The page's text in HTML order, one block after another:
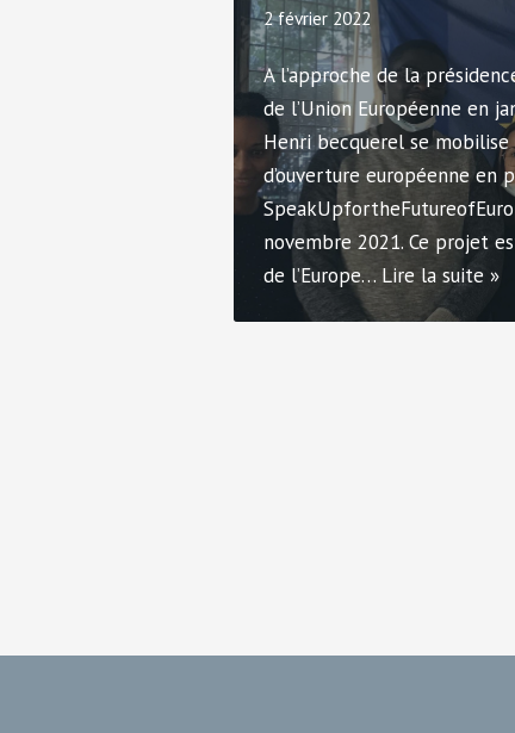
2 février 2022
A l’approche de la
de l’Union Européenne en
Henri becquerel se
d’ouverture européenne
novembre 2021. Ce projet
de l’Europe… Lire la suite »